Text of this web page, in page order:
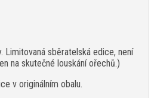
Limitovaná sběratelská edice, není
na skutečné louskání ořechů.)
v originálním obalu.